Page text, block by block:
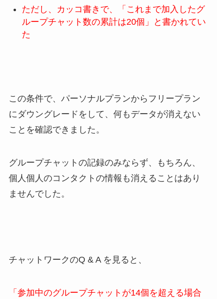
ただし、カッコ書きで、「これまで加入したグ
ループチャット数の累計は20個」と書かれてい
た
この条件で、パーソナルプランからフリープラン
にダウングレードをして、何もデータが消えない
ことを確認できました。
グループチャットの記録のみならず、もちろん、
個人個人のコンタクトの情報も消えることはあり
ませんでした。
チャットワークのQ & A を見ると、
「参加中のグループチャットが14個を超える場合